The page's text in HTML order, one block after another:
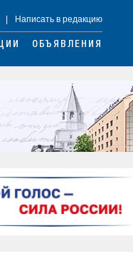
Написать в редакцию
ОБЪЯВЛЕНИЯ